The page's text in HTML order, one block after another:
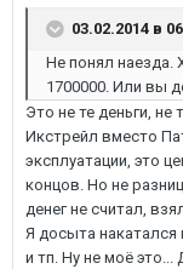
03.02.2014 в
Не понял наезда.
1700000. Или вы
Это не те деньги, не
Икстрейл вместо
эксплуатации, это
концов. Но не
денег не считал,
Я досыта накатался
и тп. Ну не моё